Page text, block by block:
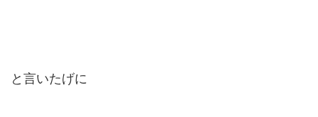
と言いたげに